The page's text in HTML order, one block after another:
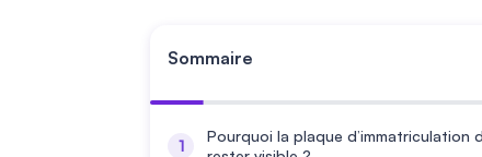
Sommaire
Pourquoi la plaque d’immatriculation